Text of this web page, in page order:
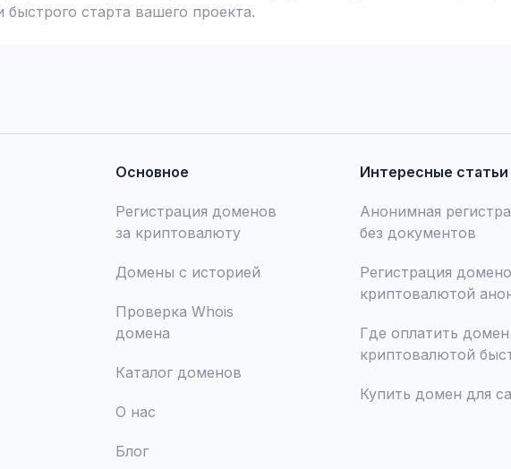
старта вашего проекта.
Основное
Регистрация доменов
за криптовалюту
Домены с историей
Проверка Whois
домена
Каталог доменов
О нас
Блог
Интересные статьи
Анонимная
без документов
Регистрация
криптовалютой
Где оплатить домен
криптовалютой
Купить домен для